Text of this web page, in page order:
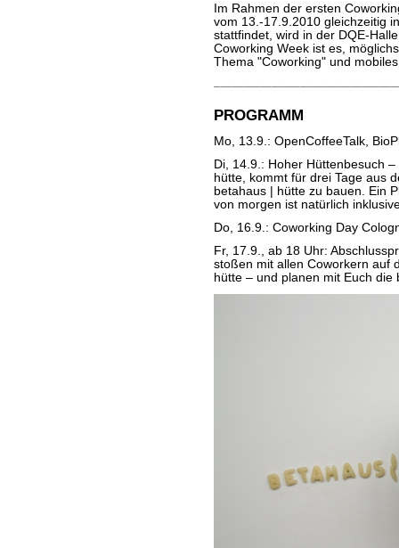
Im Rahmen der ersten
vom 13.-17.9.2010 gleichzeitig
stattfindet, wird in der DQE-
Coworking Week ist es,
Thema "Coworking" und
PROGRAMM
Mo, 13.9.: OpenCoffeeTalk,
Di, 14.9.: Hoher Hüttenbesuch
hütte, kommt für drei Tage aus
betahaus | hütte zu bauen. Ein
von morgen ist natürlich
Do, 16.9.: Coworking Day
Fr, 17.9., ab 18 Uhr:
stoßen mit allen Coworkern auf
hütte – und planen mit Euch die